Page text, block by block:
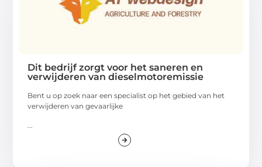
Dit bedrijf zorgt voor het saneren en
verwijderen van dieselmotoremissie
Bent u op zoek naar een specialist op het gebied van het
verwijderen van gevaarlijke